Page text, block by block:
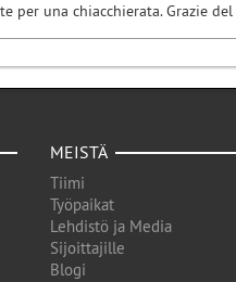
per una chiacchierata. Grazie
MEISTÄ
Tiimi
Työpaikat
Lehdistö ja Media
Sijoittajille
Blogi